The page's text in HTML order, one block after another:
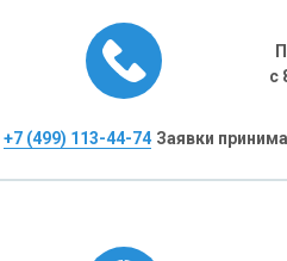
с
+7 (499) 113-44-74 Заявки